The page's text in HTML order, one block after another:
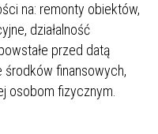
na: remonty obiektów,
działalność
przed datą
środków finansowych,
osobom fizycznym.